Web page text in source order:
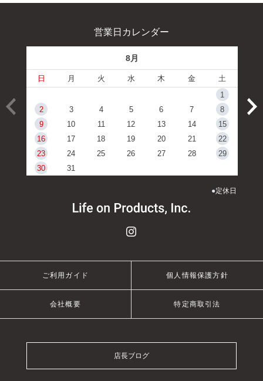
営業日カレンダー
8月
日 月 火 水 木 金
土
1
2
3 4 5 6 7
8
9
10 11 12 13 14
15
16
17 18 19 20 21
22
23
24 25 26 27 28
29
30
31
●定休日
ご利用ガイド 個人情報保護方針
会社概要 特定商取引法
店長ブログ